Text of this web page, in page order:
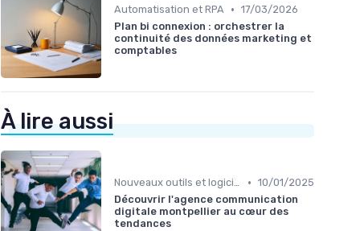
Automatisation et RPA • 17/03/2026
Plan bi connexion : orchestrer la
continuité des données marketing et
comptables
À lire aussi
Nouveaux outils et logiciels • 10/01/2025
Découvrir l'agence communication
digitale montpellier au cœur des
tendances